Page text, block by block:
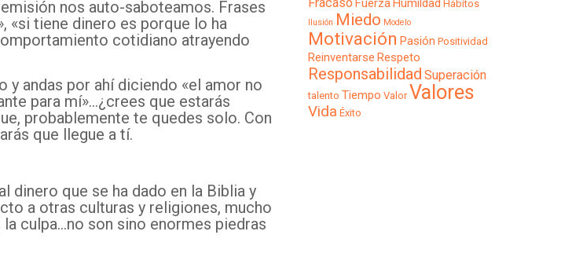
nos auto-saboteamos. Frases
«si tiene dinero es porque lo ha
cotidiano atrayendo
y andas por ahí diciendo «el amor no
para mí»…¿crees que estarás
probablemente te quedes solo. Con
que llegue a tí.
dinero que se ha dado en la Biblia y
a otras culturas y religiones, mucho
culpa…no son sino enormes piedras
FuerzaHumildad Hábitos
Ilusión Miedo Modelo
Motivación Pasión Positividad
Reinventarse Respeto
Responsabilidad Superación
talento Tiempo Valor Valores
Vida Éxito